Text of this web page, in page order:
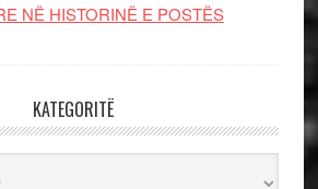
NË HISTORINË E POSTËS
KATEGORITË